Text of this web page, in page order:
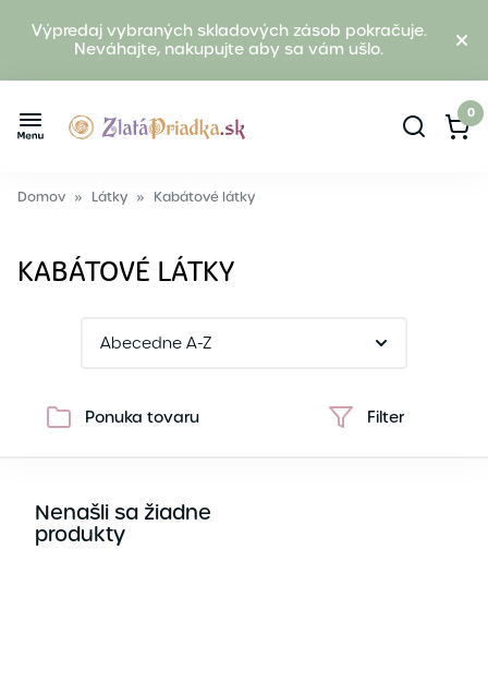
Výpredaj vybraných skladových zásob pokračuje.
Neváhajte, nakupujte aby sa vám ušlo.
0
Domov » Látky » Kabátové látky
KABÁTOVÉ LÁTKY
Ponuka tovaru Filter
Nenašli sa žiadne
produkty